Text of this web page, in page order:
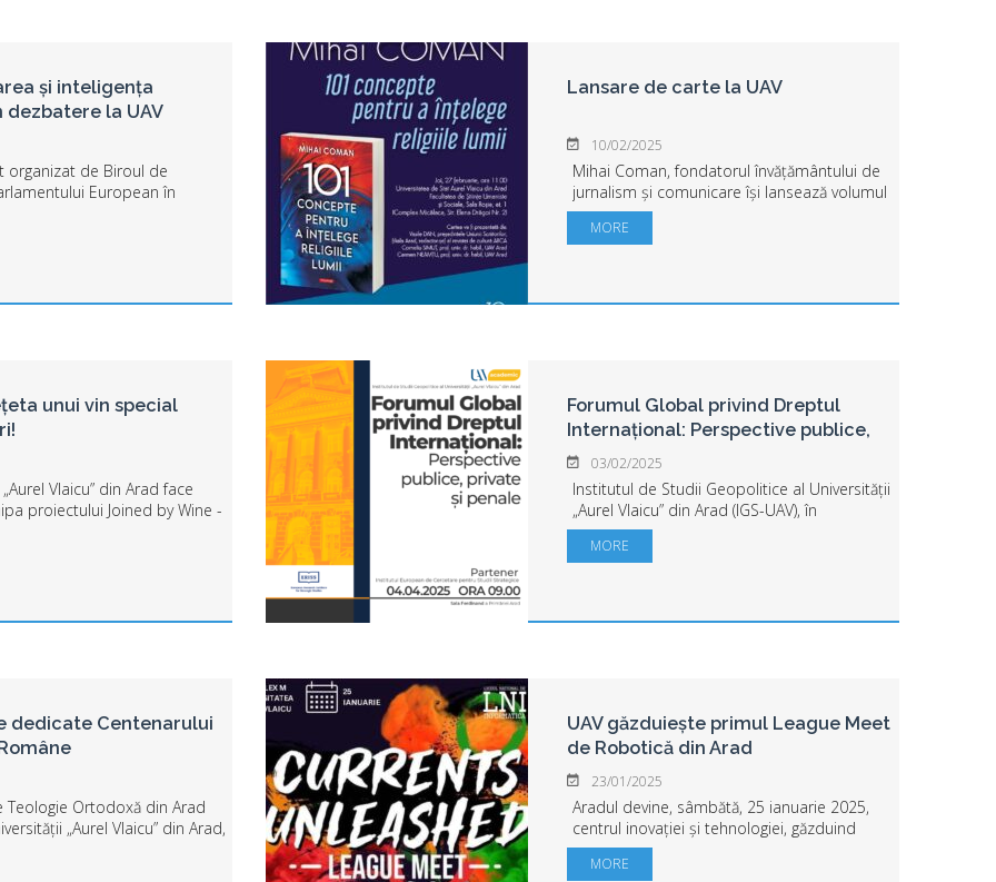
și inteligența
dezbatere la UAV
organizat de Biroul de
European în
cu Universitatea
din Arad, se va desfășura în
Lansare de carte la UAV
10/02/2025
Mihai Coman, fondatorul învățământului de
jurnalism și comunicare își lansează volumul
„101 concepte pentru a înțelege religiile
lumii”. Considerat fondatorul învățământului
MORE
unui vin special
Vlaicu” din Arad face
proiectului Joined by Wine -
un proiect Erasmus+
crearea unui vin special,
Forumul Global privind Dreptul
Internațional: Perspective publice,
private și penale
03/02/2025
Institutul de Studii Geopolitice al Universității
„Aurel Vlaicu” din Arad (IGS-UAV), în
colaborare cu Institutul European de
Cercetare pentru Studii Strategice (ERISS) din
MORE
dedicate Centenarului
Teologie Ortodoxă din Arad
„Aurel Vlaicu” din Arad,
manifestărilor bisericești,
culturale dedicate
UAV găzduiește primul League Meet
de Robotică din Arad
23/01/2025
Aradul devine, sâmbătă, 25 ianuarie 2025,
centrul inovației și tehnologiei, găzduind
primul League Meet de robotică din oraș,
organizat de echipa „Delta Force” a Liceului
MORE